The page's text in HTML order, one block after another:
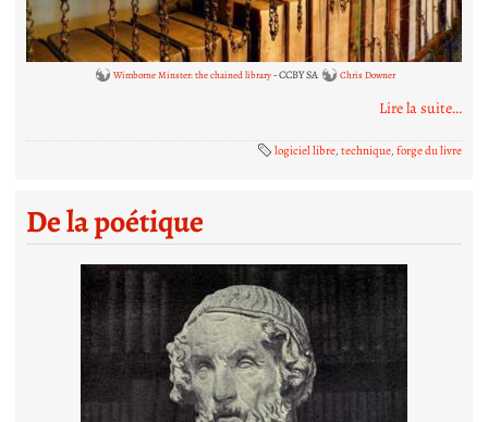
Wimborne Minster: the chained library- CCBY SA Chris Downer
Lire la suite...
logiciel libre, technique, forge du livre
De la poétique